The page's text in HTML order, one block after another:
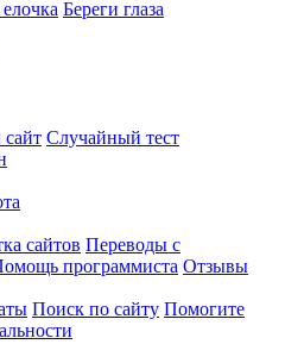
Береги глаза
Случайный тест
сайтов Переводы с
программиста Отзывы
Поиск по сайту Помогите